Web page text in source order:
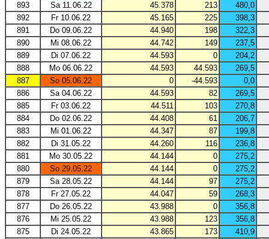
893
Sa 11.06.22 45.378 213
480,0
892
Fr 10.06.22 45.165 225
398,3
891
Do 09.06.22 44.940 198
322,3
890
Mi 08.06.22 44.742 149
237,5
889
Di 07.06.22 44.593 0
204,2
888
Mo 06.06.22 44.593 44.593
269,5
887
So 05.06.22 0 -44.593
0,0
886
Sa 04.06.22 44.593 82
269,5
885
Fr 03.06.22 44.511 103
270,8
884
Do 02.06.22 44.408 61
206,7
883
Mi 01.06.22 44.347 87
199,8
882
Di 31.05.22 44.260 116
236,8
881
Mo 30.05.22 44.144 0
275,2
880
So 29.05.22 44.144 0
275,2
879
Sa 28.05.22 44.144 97
275,2
878
Fr 27.05.22 44.047 59
268,3
877
Do 26.05.22 43.988 0
356,8
876
Mi 25.05.22 43.988 123
356,8
875
Di 24.05.22 43.865 173
410,9